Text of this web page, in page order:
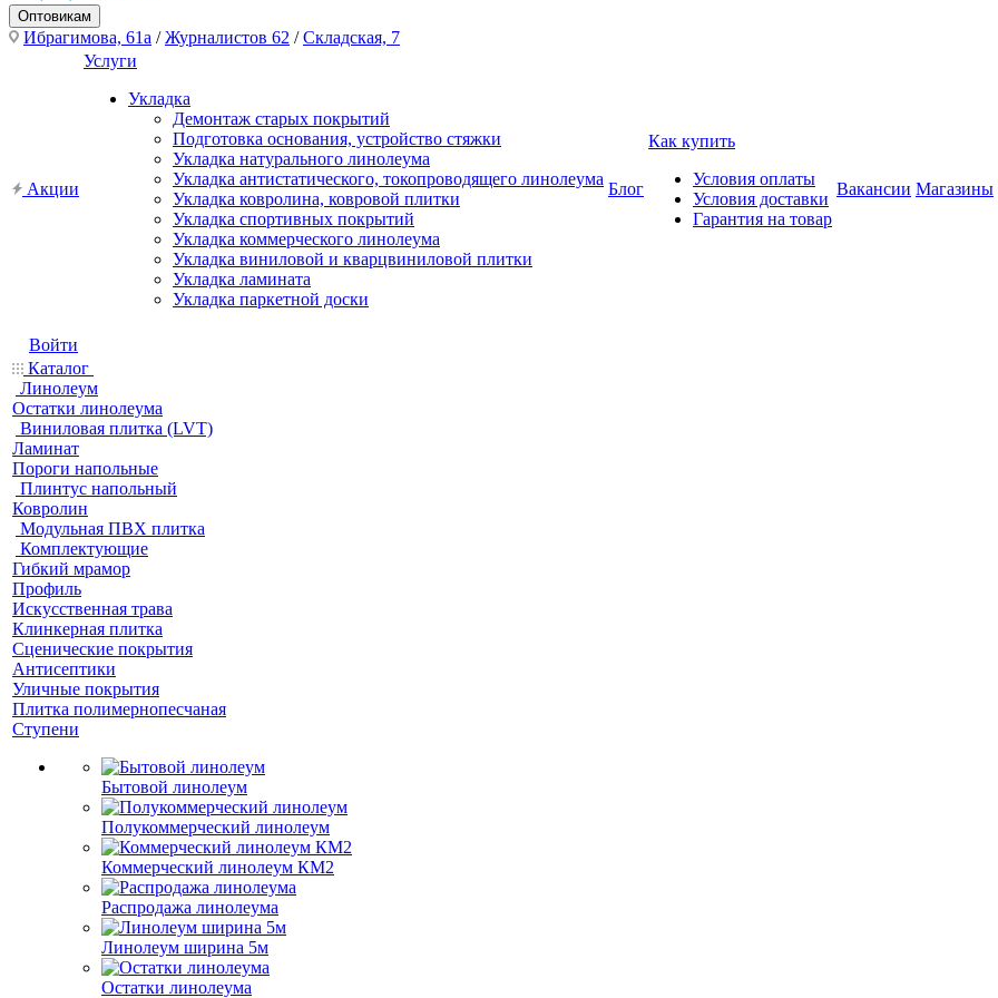
Оптовикам
Ибрагимова, 61а /Журналистов 62 /Складская, 7
Акции
Услуги
Укладка
Демонтаж старых покрытий
Подготовка основания, устройство стяжки
Укладка натурального линолеума
Укладка антистатического, токопроводящего линолеума
Укладка ковролина, ковровой плитки
Укладка спортивных покрытий
Укладка коммерческого линолеума
Укладка виниловой и кварцвиниловой плитки
Укладка ламината
Укладка паркетной доски
Блог
Как купить
Условия оплаты
Условия доставки
Гарантия на товар
Вакансии Магазины
Войти
Каталог
Линолеум
Остатки линолеума
Виниловая плитка (LVT)
Ламинат
Пороги напольные
Плинтус напольный
Ковролин
Модульная ПВХ плитка
Комплектующие
Гибкий мрамор
Профиль
Искусственная трава
Клинкерная плитка
Сценические покрытия
Антисептики
Уличные покрытия
Плитка полимернопесчаная
Ступени
Бытовой линолеум
Полукоммерческий линолеум
Коммерческий линолеум КМ2
Распродажа линолеума
Линолеум ширина 5м
Остатки линолеума